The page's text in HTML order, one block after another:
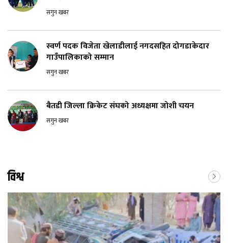
सगुन खबर
स्वर्ण पदक विजेता खेलाडीलाई नगदसहित दोगडाकेदार
गाउँपालिकाको सम्मान
सगुन खबर
बैतडी जिल्ला क्रिकेट संघको अध्यक्षमा जोशी चयन
सगुन खबर
विश्व